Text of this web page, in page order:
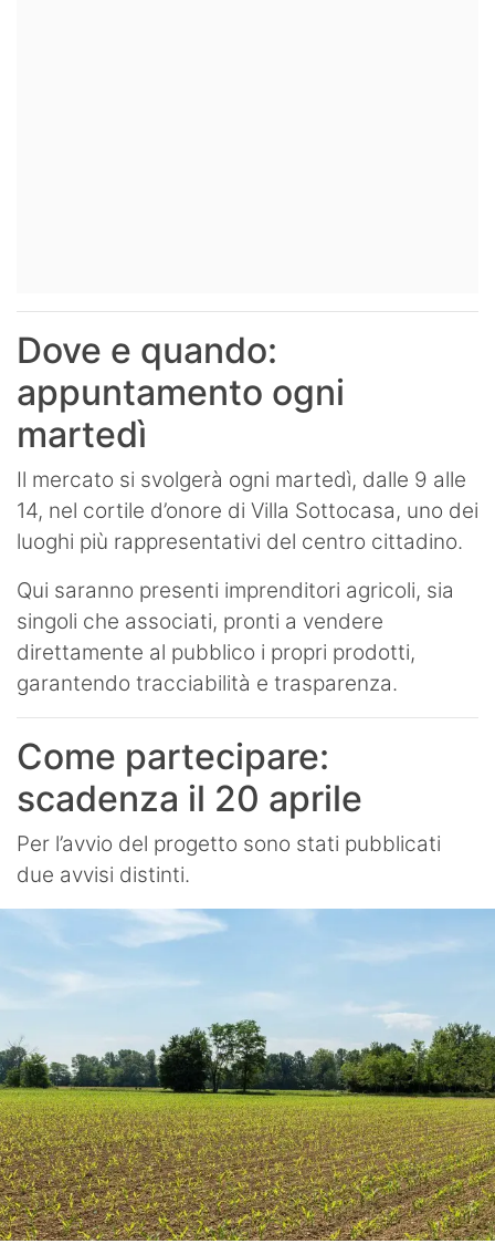
Dove e quando:
appuntamento ogni
martedì
Il mercato si svolgerà ogni martedì, dalle 9 alle
14, nel cortile d’onore di Villa Sottocasa, uno dei
luoghi più rappresentativi del centro cittadino.
Qui saranno presenti imprenditori agricoli, sia
singoli che associati, pronti a vendere
direttamente al pubblico i propri prodotti,
garantendo tracciabilità e trasparenza.
Come partecipare:
scadenza il 20 aprile
Per l’avvio del progetto sono stati pubblicati
due avvisi distinti.